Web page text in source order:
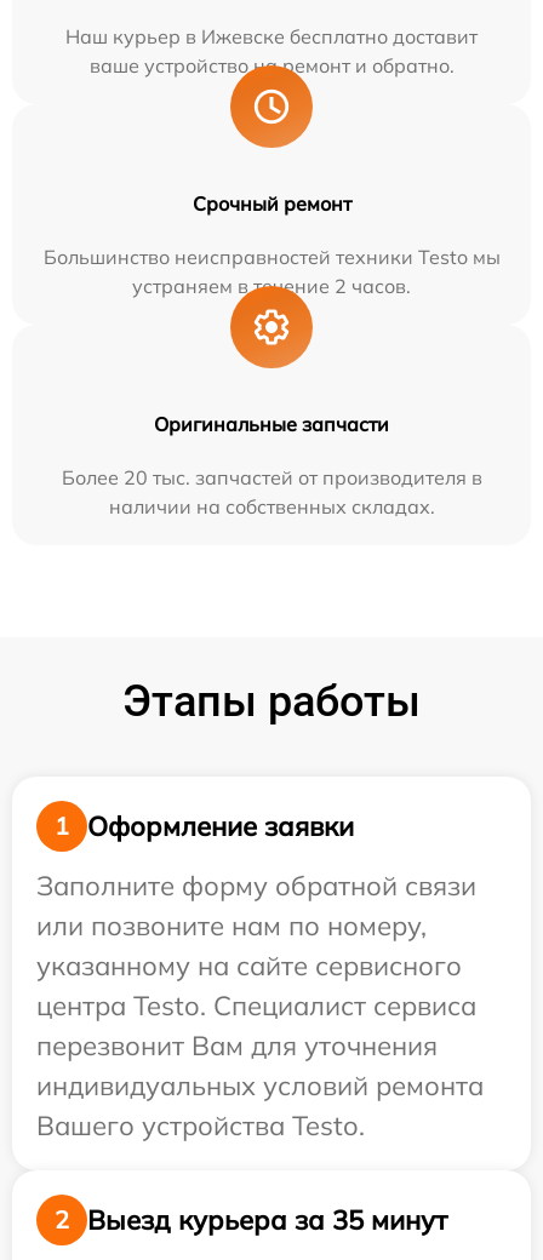
Наш курьер в Ижевске бесплатно доставит
ваше устройство на ремонт и обратно.
Срочный ремонт
Большинство неисправностей техники Testo мы
устраняем в течение 2 часов.
Оригинальные запчасти
Более 20 тыс. запчастей от производителя в
наличии на собственных складах.
Этапы работы
1
Оформление заявки
Заполните форму обратной связи
или позвоните нам по номеру,
указанному на сайте сервисного
центра Testo. Специалист сервиса
перезвонит Вам для уточнения
индивидуальных условий ремонта
Вашего устройства Testo.
2 Выезд курьера за 35 минут